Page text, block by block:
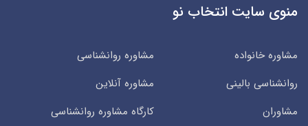
منوی سایت انتخاب نو
مشاوره خانواده
مشاوره روانشناسی
روانشناسی بالینی
مشاوره آنلاین
مشاوران
کارگاه مشاوره روانشناسی